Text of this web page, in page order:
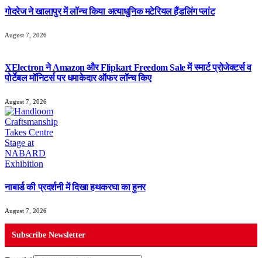
गोदरेज ने खालापुर में लॉन्च किया अत्याधुनिक मटेरियल हैंडलिंग प्लांट
August 7, 2026
XElectron ने Amazon और Flipkart Freedom Sale में स्मार्ट प्रोजेक्टर्स व
पोर्टेबल मॉनिटर्स पर धमाकेदार ऑफर लॉन्च किए
August 7, 2026
नाबार्ड की प्रदर्शनी में दिखा हथकरघा का हुनर
August 7, 2026
Subscribe Newsletter